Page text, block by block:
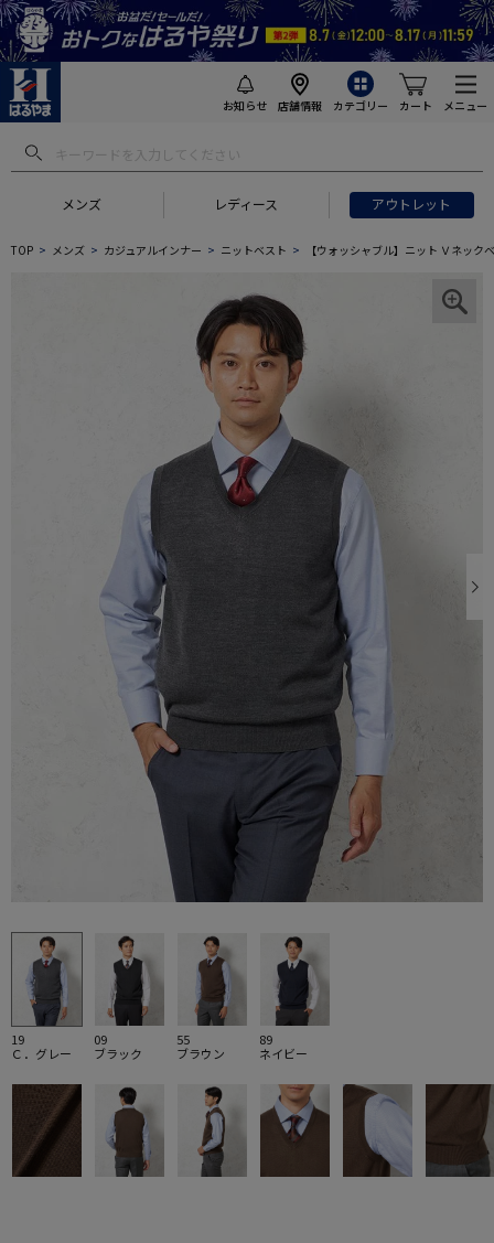
お知らせ 店舗情報 カテゴリー カート メニュー
メンズ レディース アウトレット
TOP メンズ カジュアルインナー ニットベスト 【ウォッシャブル】ニット Ｖネッ
19
Ｃ．グレー
09
ブラック
55
ブラウン
89
ネイビー